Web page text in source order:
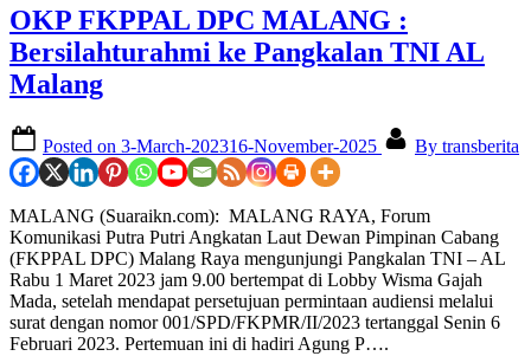
OKP FKPPAL DPC MALANG :
Bersilahturahmi ke Pangkalan TNI AL
Malang
Posted on 3-March-202316-November-2025 By transberita
MALANG (Suaraikn.com): MALANG RAYA, Forum
Komunikasi Putra Putri Angkatan Laut Dewan Pimpinan Cabang
(FKPPAL DPC) Malang Raya mengunjungi Pangkalan TNI – AL
Rabu 1 Maret 2023 jam 9.00 bertempat di Lobby Wisma Gajah
Mada, setelah mendapat persetujuan permintaan audiensi melalui
surat dengan nomor 001/SPD/FKPMR/II/2023 tertanggal Senin 6
Februari 2023. Pertemuan ini di hadiri Agung P….